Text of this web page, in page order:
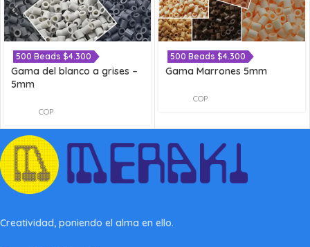
500 Beads $4.300
Gama del blanco a grises –
5mm
COP
500 Beads $4.300
Gama Marrones 5mm
COP
Creatividad, poniendo el alma en ello.